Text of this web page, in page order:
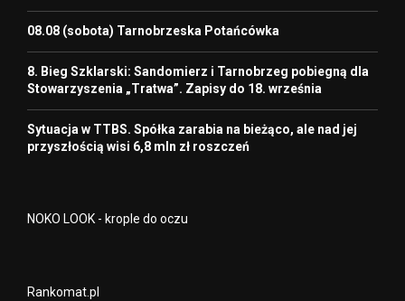
08.08 (sobota) Tarnobrzeska Potańcówka
8. Bieg Szklarski: Sandomierz i Tarnobrzeg pobiegną dla
Stowarzyszenia „Tratwa”. Zapisy do 18. września
Sytuacja w TTBS. Spółka zarabia na bieżąco, ale nad jej
przyszłością wisi 6,8 mln zł roszczeń
NOKO LOOK - krople do oczu
Rankomat.pl